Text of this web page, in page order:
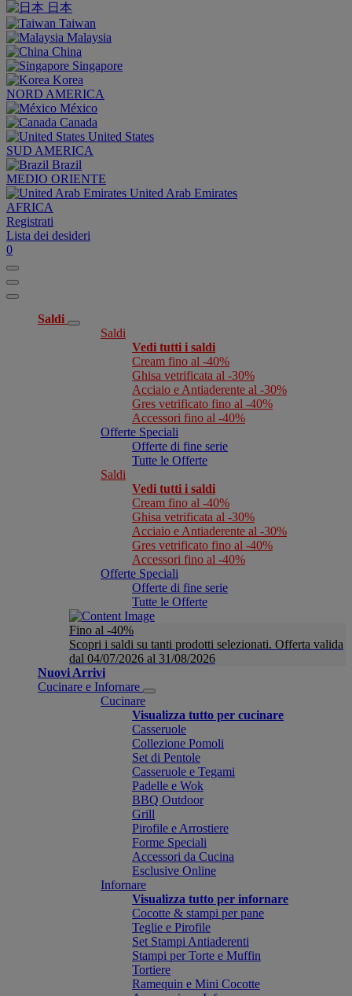
日本
Taiwan
Malaysia
China
Singapore
Korea
NORD AMERICA
México
Canada
United States
SUD AMERICA
Brazil
MEDIO ORIENTE
United Arab Emirates
AFRICA
Registrati
Lista dei desideri
0
Saldi
Saldi
Vedi tutti i saldi
Cream fino al -40%
Ghisa vetrificata al -30%
Acciaio e Antiaderente al -30%
Gres vetrificato fino al -40%
Accessori fino al -40%
Offerte Speciali
Offerte di fine serie
Tutte le Offerte
Saldi
Vedi tutti i saldi
Cream fino al -40%
Ghisa vetrificata al -30%
Acciaio e Antiaderente al -30%
Gres vetrificato fino al -40%
Accessori fino al -40%
Offerte Speciali
Offerte di fine serie
Tutte le Offerte
Fino al -40%
Scopri i saldi su tanti prodotti selezionati. Offerta valida
dal 04/07/2026 al 31/08/2026
Nuovi Arrivi
Cucinare e Infornare
Cucinare
Visualizza tutto per cucinare
Casseruole
Collezione Pomoli
Set di Pentole
Casseruole e Tegami
Padelle e Wok
BBQ Outdoor
Grill
Pirofile e Arrostiere
Forme Speciali
Accessori da Cucina
Esclusive Online
Infornare
Visualizza tutto per infornare
Cocotte & stampi per pane
Teglie e Pirofile
Set Stampi Antiaderenti
Stampi per Torte e Muffin
Tortiere
Ramequin e Mini Cocotte